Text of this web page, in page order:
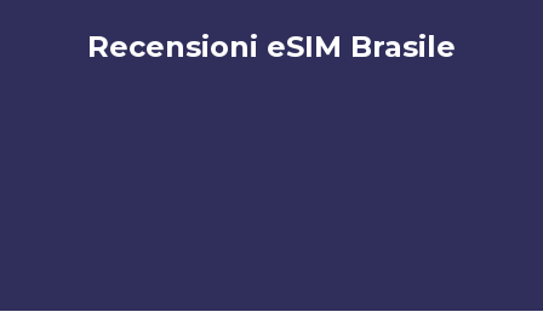
Recensioni eSIM Brasile